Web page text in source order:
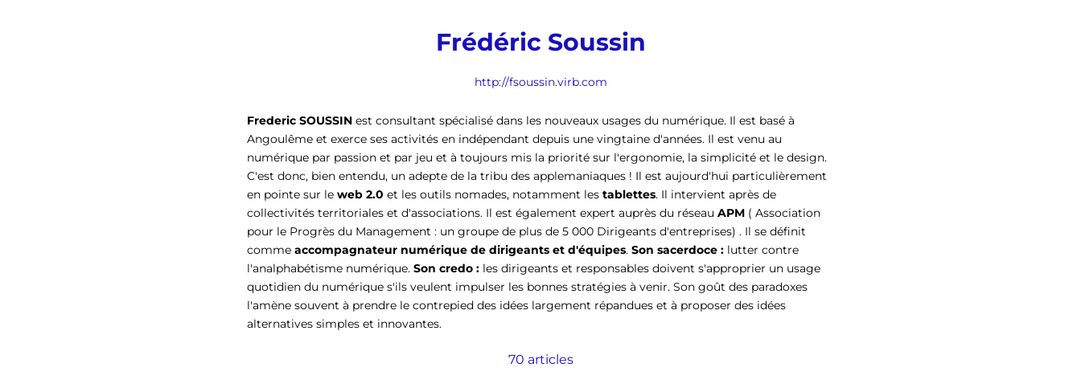
Frédéric Soussin
http://fsoussin.virb.com
Frederic SOUSSIN est consultant spécialisé dans les nouveaux usages du numérique. Il est basé à
Angoulême et exerce ses activités en indépendant depuis une vingtaine d'années. Il est venu au
numérique par passion et par jeu et à toujours mis la priorité sur l'ergonomie, la simplicité et le design.
C'est donc, bien entendu, un adepte de la tribu des applemaniaques ! Il est aujourd'hui particulièrement
en pointe sur le web 2.0 et les outils nomades, notamment les tablettes. Il intervient après de
collectivités territoriales et d'associations. Il est également expert auprès du réseau APM ( Association
pour le Progrès du Management : un groupe de plus de 5 000 Dirigeants d'entreprises) . Il se définit
comme accompagnateur numérique de dirigeants et d'équipes. Son sacerdoce : lutter contre
l'analphabétisme numérique. Son credo : les dirigeants et responsables doivent s'approprier un usage
quotidien du numérique s'ils veulent impulser les bonnes stratégies à venir. Son goût des paradoxes
l'amène souvent à prendre le contrepied des idées largement répandues et à proposer des idées
alternatives simples et innovantes.
70 articles